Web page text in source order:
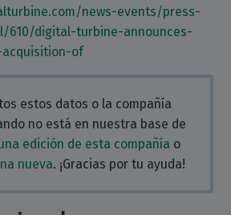
news-events/press-
610/digital-turbine-announces-
of
estos datos o la compañía
no está en nuestra base de
edición de esta compañía o
nueva. ¡Gracias por tu ayuda!